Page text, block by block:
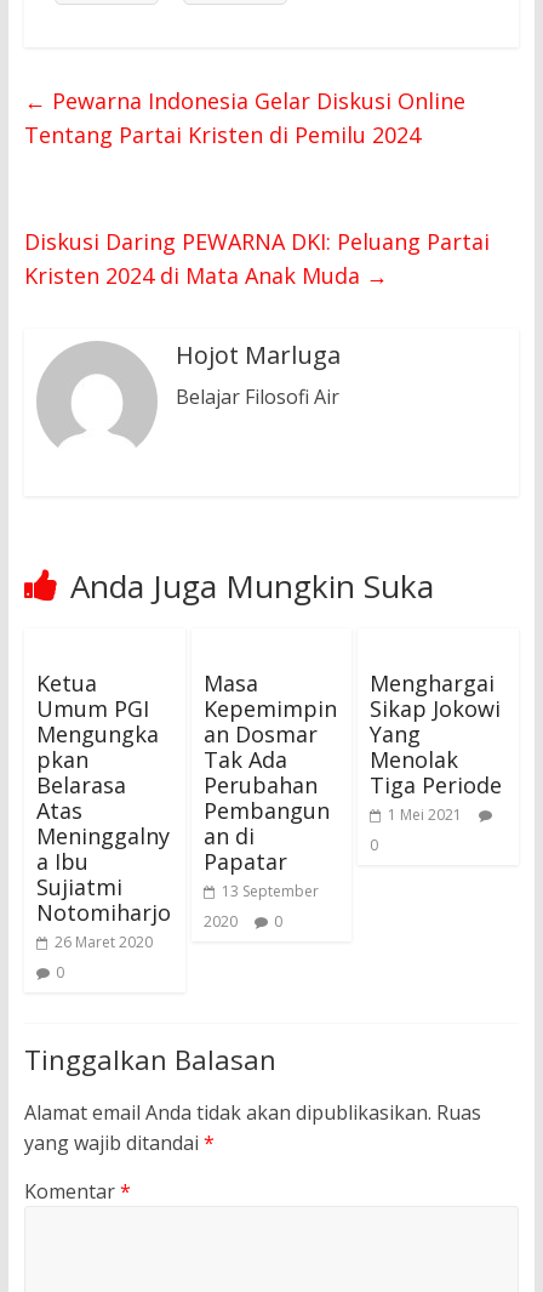
← Pewarna Indonesia Gelar Diskusi Online
Tentang Partai Kristen di Pemilu 2024
Diskusi Daring PEWARNA DKI: Peluang Partai
Kristen 2024 di Mata Anak Muda →
Hojot Marluga
Belajar Filosofi Air
Anda Juga Mungkin Suka
Ketua
Umum PGI
Mengungka
pkan
Belarasa
Atas
Meninggalny
a Ibu
Sujiatmi
Notomiharjo
26 Maret 2020
0
Masa
Kepemimpin
an Dosmar
Tak Ada
Perubahan
Pembangun
an di
Papatar
13 September
2020
0
Menghargai
Sikap Jokowi
Yang
Menolak
Tiga Periode
1 Mei 2021
0
Tinggalkan Balasan
Alamat email Anda tidak akan dipublikasikan. Ruas
yang wajib ditandai *
Komentar*